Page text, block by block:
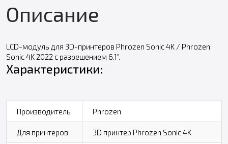
Описание
LCD-модуль для 3D-принтеров Phrozen Sonic 4K / Phrozen
Sonic 4K 2022 с разрешением 6.1".
Характеристики:
Производитель Phrozen
Для принтеров 3D принтер Phrozen Sonic 4K